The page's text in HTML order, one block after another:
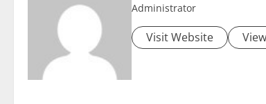
Administrator
Visit Website